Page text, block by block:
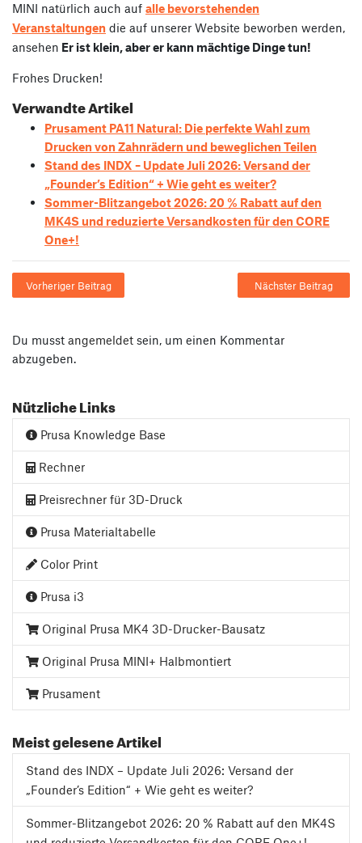
MINI natürlich auch auf alle bevorstehenden
Veranstaltungen die auf unserer Website beworben werden,
ansehen Er ist klein, aber er kann mächtige Dinge tun!
Frohes Drucken!
Verwandte Artikel
Prusament PA11 Natural: Die perfekte Wahl zum
Drucken von Zahnrädern und beweglichen Teilen
Stand des INDX – Update Juli 2026: Versand der
„Founder’s Edition“ + Wie geht es weiter?
Sommer-Blitzangebot 2026: 20 % Rabatt auf den
MK4S und reduzierte Versandkosten für den CORE
One+!
Vorheriger Beitrag Nächster Beitrag
Du musst angemeldet sein, um einen Kommentar
abzugeben.
Nützliche Links
Prusa Knowledge Base
Rechner
Preisrechner für 3D-Druck
Prusa Materialtabelle
Color Print
Prusa i3
Original Prusa MK4 3D-Drucker-Bausatz
Original Prusa MINI+ Halbmontiert
Prusament
Meist gelesene Artikel
Stand des INDX – Update Juli 2026: Versand der
„Founder’s Edition“ + Wie geht es weiter?
Sommer-Blitzangebot 2026: 20 % Rabatt auf den MK4S